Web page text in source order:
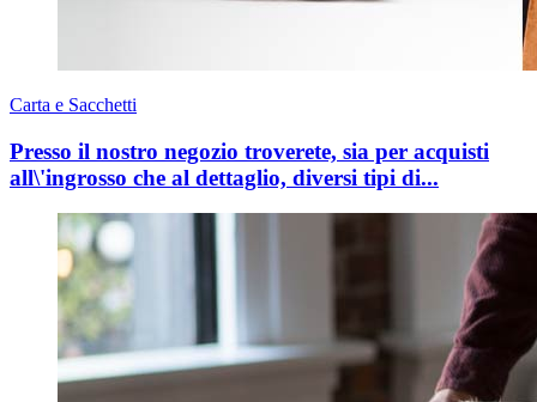
Carta e Sacchetti
Presso il nostro negozio troverete, sia per acquisti
all\'ingrosso che al dettaglio, diversi tipi di...